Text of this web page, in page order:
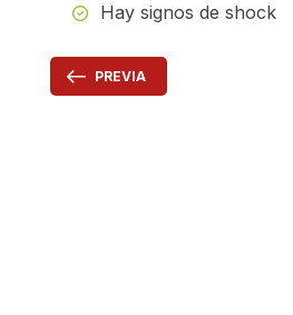
Hay signos de shock
PREVIA